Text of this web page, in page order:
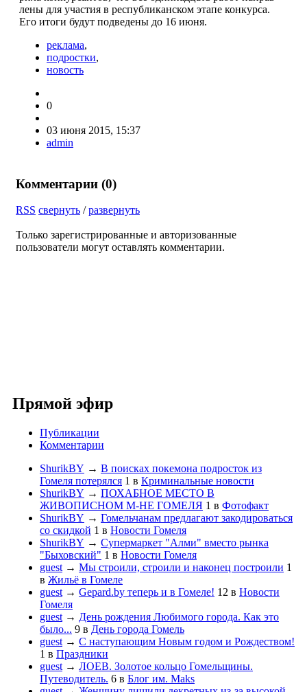
лены для участия в республиканском этапе конкурса.
Его итоги будут подведены до 16 июня.
реклама,
подростки,
новость
0
03 июня 2015, 15:37
admin
Комментарии (0)
RSS свернуть /развернуть
Только зарегистрированные и авторизованные
пользователи могут оставлять комментарии.
Прямой эфир
Публикации
Комментарии
ShurikBY → В поисках покемона подросток из
Гомеля потерялся 1 в Криминальные новости
ShurikBY → ПОХАБНОЕ МЕСТО В
ЖИВОПИСНОМ М-НЕ ГОМЕЛЯ 1 в Фотофакт
ShurikBY → Гомельчанам предлагают закодироваться
со скидкой 1 в Новости Гомеля
ShurikBY → Супермаркет "Алми" вместо рынка
"Быховский" 1 в Новости Гомеля
guest → Мы строили, строили и наконец построили 1
в Жильё в Гомеле
guest → Gepard.by теперь и в Гомеле! 12 в Новости
Гомеля
guest → День рождения Любимого города. Как это
было... 9 в День города Гомель
guest → С наступающим Новым годом и Рождеством!
1 в Праздники
guest → ЛОЕВ. Золотое кольцо Гомельщины.
Путеводитель. 6 в Блог им. Maks